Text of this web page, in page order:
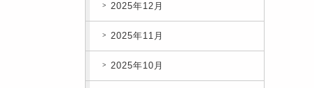
2025年12月
2025年11月
2025年10月